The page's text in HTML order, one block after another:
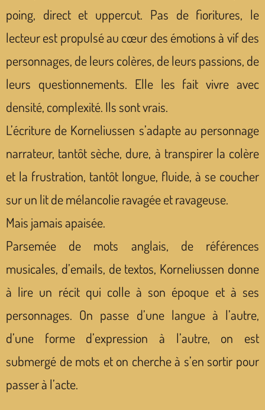
poing, direct et uppercut. Pas de fioritures, le
lecteur est propulsé au cœur des émotions à vif des
personnages, de leurs colères, de leurs passions, de
leurs questionnements. Elle les fait vivre avec
densité, complexité. Ils sont vrais.
L’écriture de Korneliussen s’adapte au personnage
narrateur, tantôt sèche, dure, à transpirer la colère
et la frustration, tantôt longue, fluide, à se coucher
sur un lit de mélancolie ravagée et ravageuse.
Mais jamais apaisée.
Parsemée de mots anglais, de références
musicales, d’emails, de textos, Korneliussen donne
à lire un récit qui colle à son époque et à ses
personnages. On passe d’une langue à l’autre,
d’une forme d’expression à l’autre, on est
submergé de mots et on cherche à s’en sortir pour
passer à l’acte.